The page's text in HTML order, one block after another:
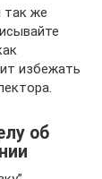
так же
избежать
об